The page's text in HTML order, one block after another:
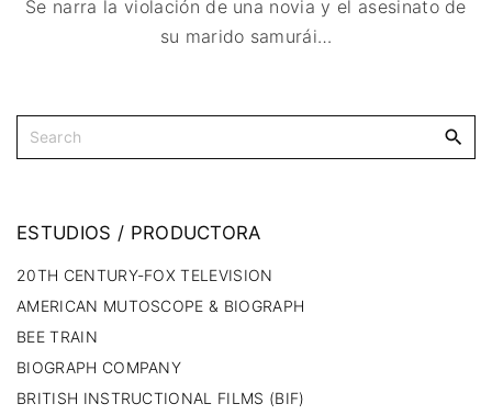
Se narra la violación de una novia y el asesinato de
su marido samurái…
ESTUDIOS / PRODUCTORA
20TH CENTURY-FOX TELEVISION
AMERICAN MUTOSCOPE & BIOGRAPH
BEE TRAIN
BIOGRAPH COMPANY
BRITISH INSTRUCTIONAL FILMS (BIF)